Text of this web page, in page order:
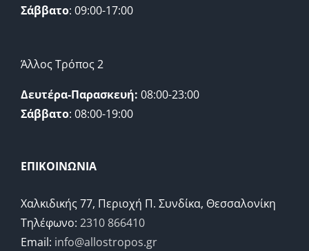
Σάββατο: 09:00-17:00
Άλλος Τρόπος 2
Δευτέρα-Παρασκευή: 08:00-23:00
Σάββατο: 08:00-19:00
ΕΠΙΚΟΙΝΩΝΙΑ
Χαλκιδικής 77, Περιοχή Π. Συνδίκα, Θεσσαλονίκη
Τηλέφωνο: 2310 866410
Email: info@allostropos.gr